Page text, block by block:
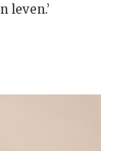
leven.’